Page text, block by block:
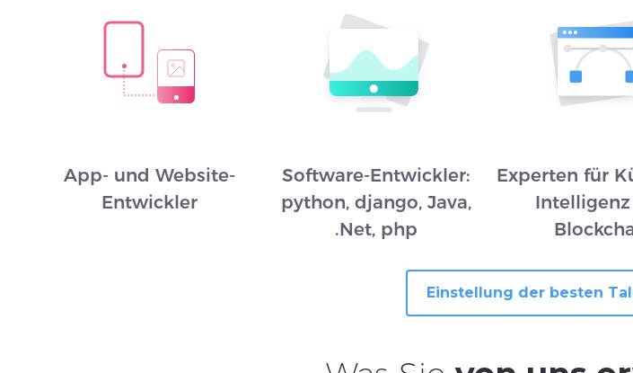
App- und Website-
Entwickler
Software-Entwickler:
python, django, Java,
.Net, php
Experten für
Einstellung der besten